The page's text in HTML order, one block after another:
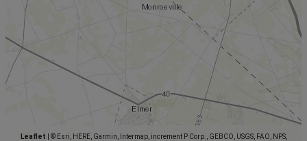
Leaflet
© Esri, HERE, Garmin, Intermap, increment P Corp., GEBCO, USGS, FAO, NPS,